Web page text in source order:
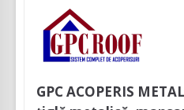
GPC ACOPERIS